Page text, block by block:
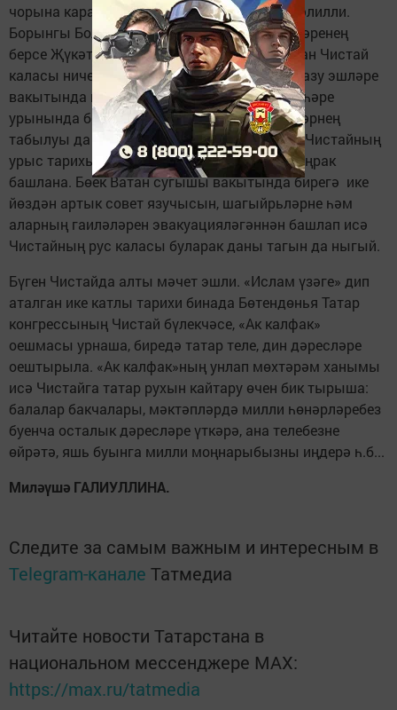
чорына караган кабер ташлары да моны дәлилли.
Борынгы Болгар дәүләтенең иң зур шәһәрләренең
берсе Җүкәтау белән янәшәдә генә урнашкан Чистай
каласы ничек инде урыс шәһәре булсын? Казу эшләре
вакытында һәм Чистайда, һәм Җүкәтау шәһәре
урынында бер үк өслүбтәге чүлмәк-фәләннәрнең
табылуы да тикмәгә генә түгел. Чынлыкта, Чистайның
урыс тарихы шанлы вакытлардан күпкә соңрак
башлана. Бөек Ватан сугышы вакытында бирегә ике
йөздән артык совет язучысын, шагыйрь­ләрне һәм
аларның гаиләләрен эвакуацияләгәннән башлап исә
Чистайның рус каласы буларак даны тагын да ныгый.
Бүген Чистайда алты мәчет эшли. «Ислам үзәге» дип
аталган ике катлы тарихи бинада Бөтендөнья Татар
конгрессының Чистай бүлекчәсе, «Ак калфак»
оешмасы урнаша, биредә татар теле, дин дәресләре
оештырыла. «Ак калфак»ның унлап мөхтәрәм ханымы
исә Чистайга татар рухын кайтару өчен бик тырыша:
балалар бакчалары, мәктәпләрдә милли һөнәрләребез
буенча осталык дәресләре үткәрә, ана телебезне
өйрәтә, яшь буынга милли моңнарыбыз­ны иңдерә һ.б...
Миләүшә ГАЛИУЛЛИНА.
Следите за самым важным и интересным в
Telegram-канале Татмедиа
Читайте новости Татарстана в
национальном мессенджере MАХ:
https://max.ru/tatmedia